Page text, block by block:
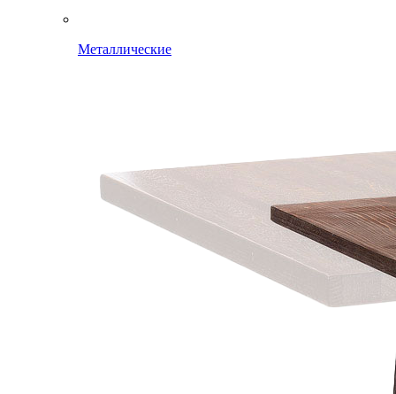
Металлические